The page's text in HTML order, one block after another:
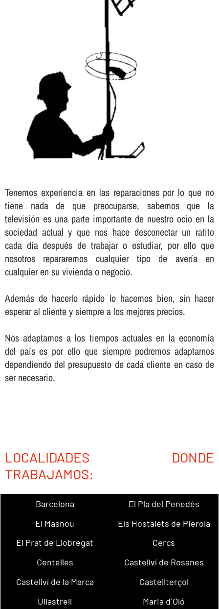
Tenemos experiencia en las reparaciones por lo que no
tiene nada de que preocuparse, sabemos que la
televisión es una parte importante de nuestro ocio en la
sociedad actual y que nos hace desconectar un ratito
cada dí­a después de trabajar o estudiar, por ello que
nosotros repararemos cualquier tipo de averí­a en
cualquier en su vivienda o negocio.
Además de hacerlo rápido lo hacemos bien, sin hacer
esperar al cliente y siempre a los mejores precios.
Nos adaptamos a los tiempos actuales en la economí­a
del paí­s es por ello que siempre podremos adaptarnos
dependiendo del presupuesto de cada cliente en caso de
ser necesario.
LOCALIDADES DONDE
TRABAJAMOS:
Barcelona
El Pla del Penedès
El Masnou
Els Hostalets de Pierola
El Prat de Llobregat
Cercs
Centelles
Castellví de Rosanes
Castellví de la Marca
Castellterçol
Ullastrell
Maria d´Oló